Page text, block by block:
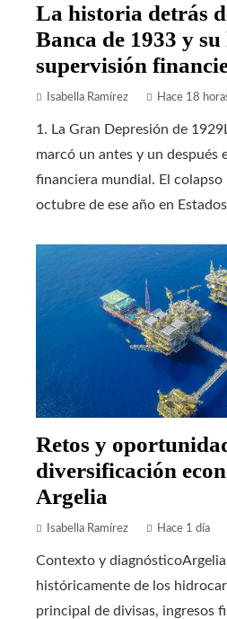
La historia detrás
Banca de 1933 y su
supervisión
Isabella Ramírez Hace 18
1. La Gran Depresión de
marcó un antes y un después
financiera mundial. El
octubre de ese año en
Retos y
diversificación
Argelia
Isabella Ramírez Hace 1 día
Contexto y
históricamente de los
principal de divisas, ingresos